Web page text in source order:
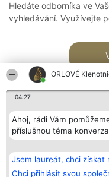
ORLOVÉ
04:27
Ahoj, rádi Vám
příslušnou téma
Jsem laureát, chci získat
Chci přihlásit svou
Hledáte odborníka ve
vyhledávání. Využívejte
Bright Side Solutions sp. z o.
o. sp. k.
ul. Ruska 22